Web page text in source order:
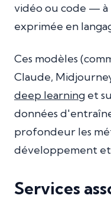
vidéo ou code — à
exprimée en
Ces modèles
Claude,
deep learning et
données
profondeur les
développement et
Services